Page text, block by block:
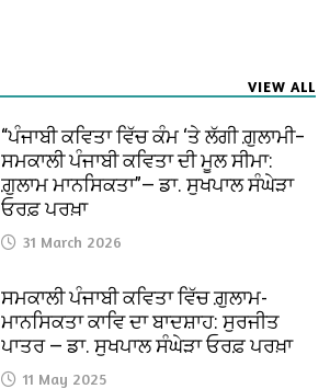
VIEW ALL
“ਪੰਜਾਬੀ ਕਵਿਤਾ ਵਿੱਚ ਕੰਮ ‘ਤੇ ਲੱਗੀ ਗ਼ੁਲਾਮੀ–
ਸਮਕਾਲੀ ਪੰਜਾਬੀ ਕਵਿਤਾ ਦੀ ਮੂਲ ਸੀਮਾ:
ਗ਼ੁਲਾਮ ਮਾਨਸਿਕਤਾ”— ਡਾ. ਸੁਖਪਾਲ ਸੰਘੇੜਾ
ਓਰਫ਼ ਪਰਖ਼ਾ
31 March 2026
ਸਮਕਾਲੀ ਪੰਜਾਬੀ ਕਵਿਤਾ ਵਿੱਚ ਗ਼ੁਲਾਮ-
ਮਾਨਸਿਕਤਾ ਕਾਵਿ ਦਾ ਬਾਦਸ਼ਾਹ: ਸੁਰਜੀਤ
ਪਾਤਰ — ਡਾ. ਸੁਖਪਾਲ ਸੰਘੇੜਾ ਓਰਫ਼ ਪਰਖ਼ਾ
11 May 2025